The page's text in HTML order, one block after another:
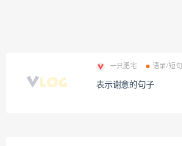
一只肥宅 语录/短句
表示谢意的句子